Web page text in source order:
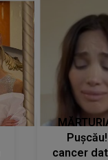
cancer